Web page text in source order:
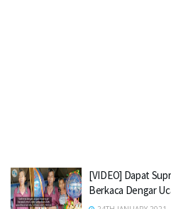
[VIDEO] Dapat
Berkaca Dengar